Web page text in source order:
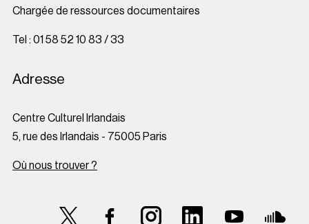
Chargée de ressources documentaires
Tel : 01 58 52 10 83 / 33
Adresse
Centre Culturel Irlandais
5, rue des Irlandais - 75005 Paris
Où nous trouver ?
Suivez-nous sur Twitter
Suivez-nous sur Facebook
Suivez-nous sur Instagram
Suivez-nous sur
Suivez-nous